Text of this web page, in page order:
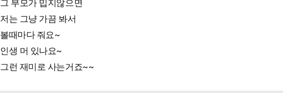
그 부모가 밉지않으면
저는 그냥 가끔 봐서
볼때마다 줘요~
인생 머 있나요~
그런 재미로 사는거죠~~